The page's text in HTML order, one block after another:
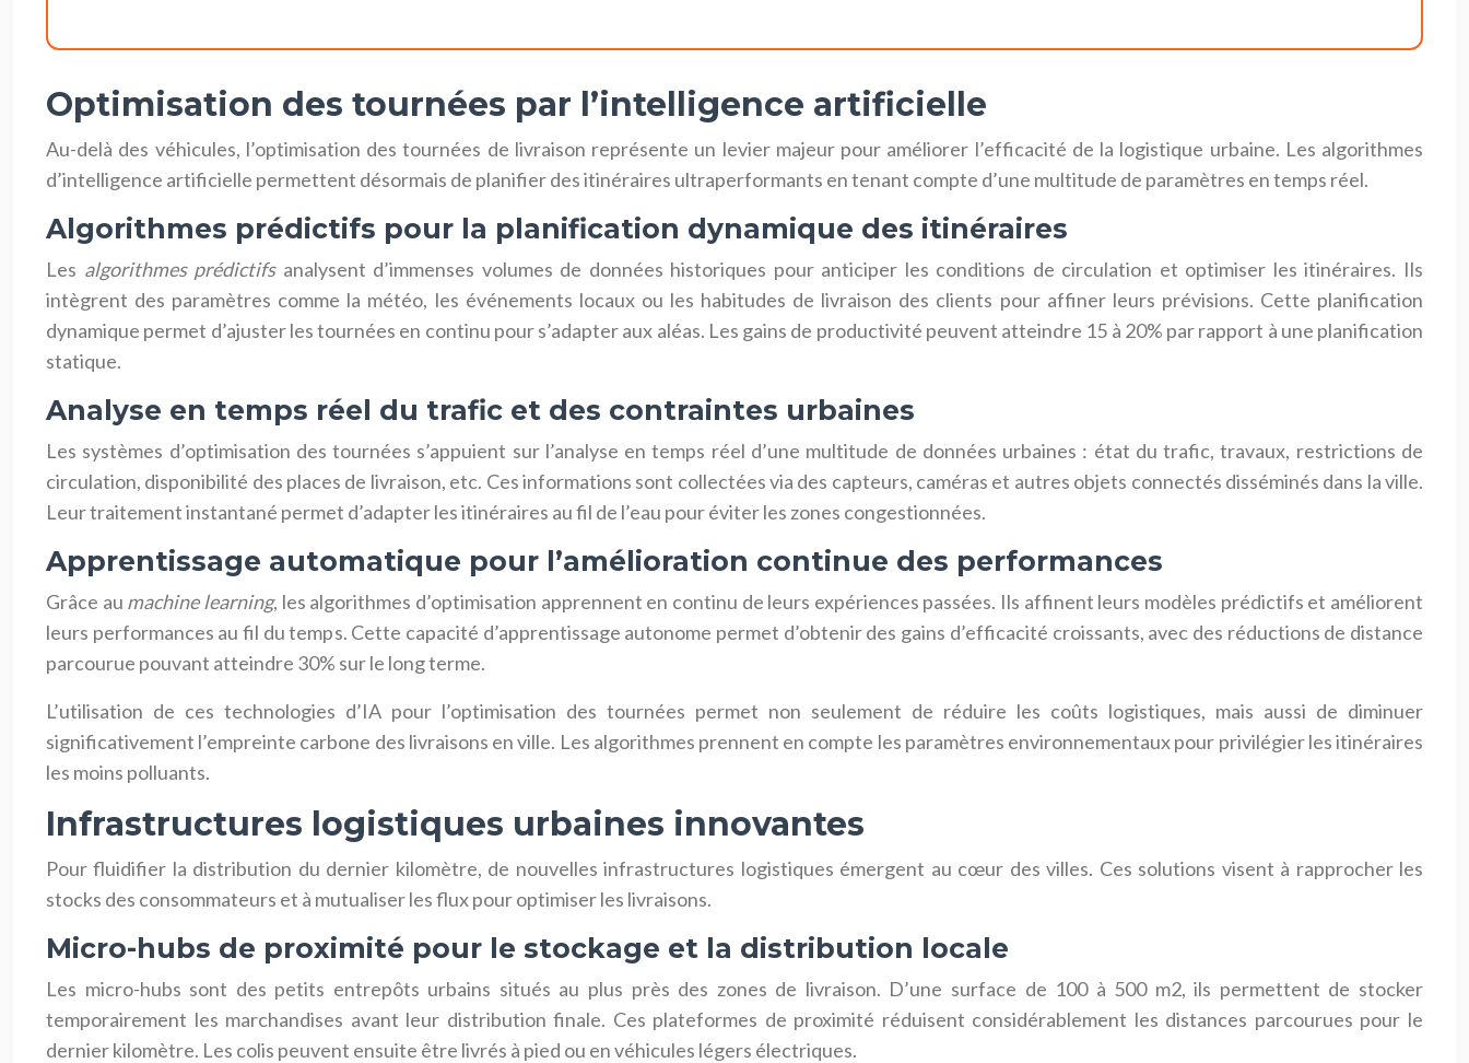
Optimisation des tournées par l’intelligence artificielle
Au-delà des véhicules, l’optimisation des tournées de livraison représente un levier majeur pour améliorer l’efficacité de la logistique urbaine. Les algorithmes
d’intelligence artificielle permettent désormais de planifier des itinéraires ultraperformants en tenant compte d’une multitude de paramètres en temps réel.
Algorithmes prédictifs pour la planification dynamique des itinéraires
Les algorithmes prédictifsanalysent d’immenses volumes de données historiques pour anticiper les conditions de circulation et optimiser les itinéraires. Ils
intègrent des paramètres comme la météo, les événements locaux ou les habitudes de livraison des clients pour affiner leurs prévisions. Cette planification
dynamique permet d’ajuster les tournées en continu pour s’adapter aux aléas. Les gains de productivité peuvent atteindre 15 à 20% par rapport à une planification
statique.
Analyse en temps réel du trafic et des contraintes urbaines
Les systèmes d’optimisation des tournées s’appuient sur l’analyse en temps réel d’une multitude de données urbaines : état du trafic, travaux, restrictions de
circulation, disponibilité des places de livraison, etc. Ces informations sont collectées via des capteurs, caméras et autres objets connectés disséminés dans la ville.
Leur traitement instantané permet d’adapter les itinéraires au fil de l’eau pour éviter les zones congestionnées.
Apprentissage automatique pour l’amélioration continue des performances
Grâce au machine learning, les algorithmes d’optimisation apprennent en continu de leurs expériences passées. Ils affinent leurs modèles prédictifs et améliorent
leurs performances au fil du temps. Cette capacité d’apprentissage autonome permet d’obtenir des gains d’efficacité croissants, avec des réductions de distance
parcourue pouvant atteindre 30% sur le long terme.
L’utilisation de ces technologies d’IA pour l’optimisation des tournées permet non seulement de réduire les coûts logistiques, mais aussi de diminuer
significativement l’empreinte carbone des livraisons en ville. Les algorithmes prennent en compte les paramètres environnementaux pour privilégier les itinéraires
les moins polluants.
Infrastructures logistiques urbaines innovantes
Pour fluidifier la distribution du dernier kilomètre, de nouvelles infrastructures logistiques émergent au cœur des villes. Ces solutions visent à rapprocher les
stocks des consommateurs et à mutualiser les flux pour optimiser les livraisons.
Micro-hubs de proximité pour le stockage et la distribution locale
Les micro-hubs sont des petits entrepôts urbains situés au plus près des zones de livraison. D’une surface de 100 à 500 m2, ils permettent de stocker
temporairement les marchandises avant leur distribution finale. Ces plateformes de proximité réduisent considérablement les distances parcourues pour le
dernier kilomètre. Les colis peuvent ensuite être livrés à pied ou en véhicules légers électriques.